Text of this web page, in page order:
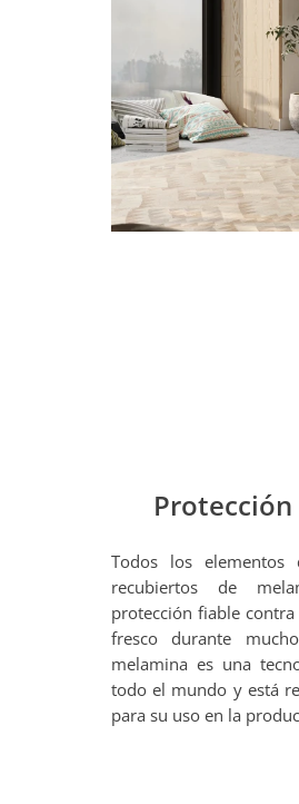
Todos los
recubiertos de
protección fiable
fresco durante
melamina es una
todo el mundo y está
para su uso en la